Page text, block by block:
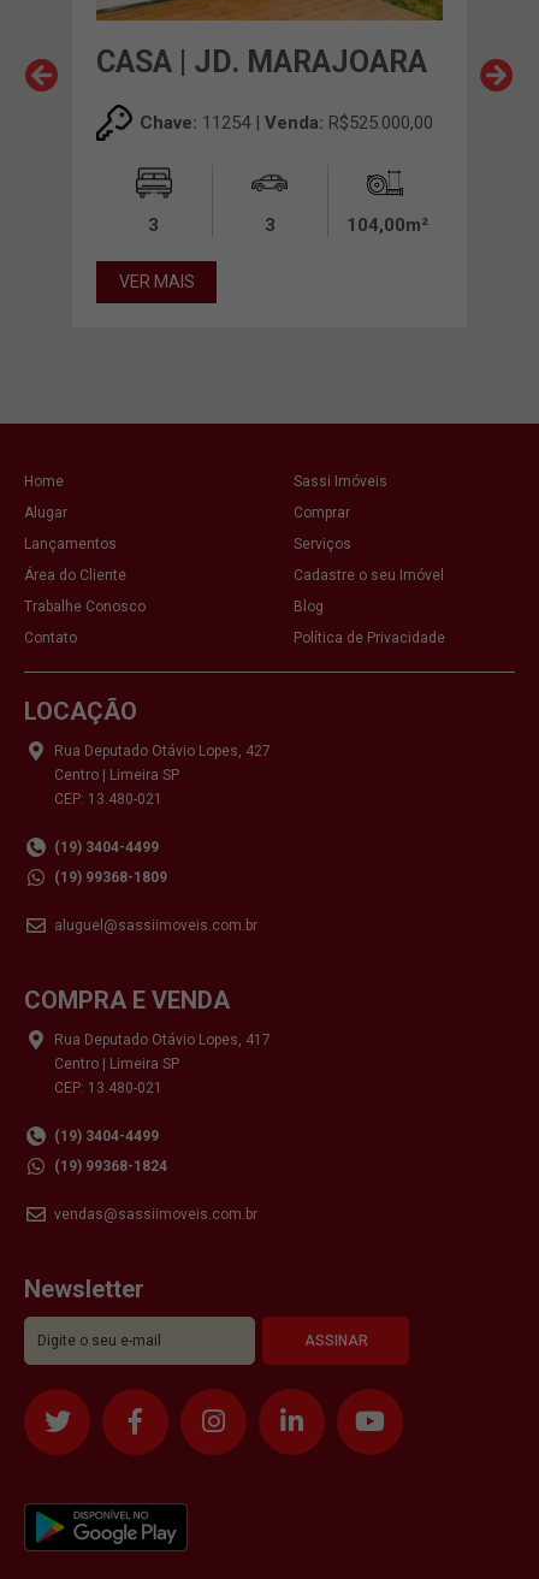
CASA | JD. MARAJOARA
Chave: 11254 | Venda: R$525.000,00
3 3 104,00m²
VER MAIS
Home
Sassi Imóveis
Alugar
Comprar
Lançamentos
Serviços
Área do Cliente
Cadastre o seu Imóvel
Trabalhe Conosco
Blog
Contato
Política de Privacidade
LOCAÇÃO
Rua Deputado Otávio Lopes, 427
Centro | Limeira SP
CEP: 13.480-021
(19) 3404-4499
(19) 99368-1809
aluguel@sassiimoveis.com.br
COMPRA E VENDA
Rua Deputado Otávio Lopes, 417
Centro | Limeira SP
CEP: 13.480-021
(19) 3404-4499
(19) 99368-1824
vendas@sassiimoveis.com.br
Newsletter